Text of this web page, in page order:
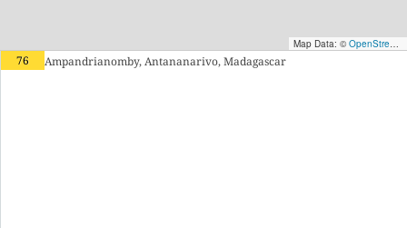
Map Data: © OpenStreetMap contributors
76 Ampandrianomby, Antananarivo, Madagascar